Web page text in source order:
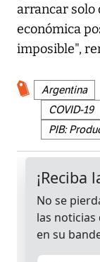
arrancar solo
económica
imposible",
Argentina
COVID-19
PIB: